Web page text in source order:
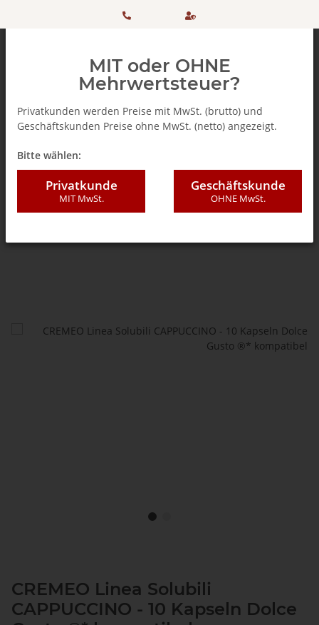
+ 49
506 98
einkaufen
SSL
CREMEO Linea Solubili
CAPPUCCINO - 10 Kapseln Dolce
MIT oder OHNE
Mehrwertsteuer?
Privatkunden werden Preise mit MwSt. (brutto) und
Geschäftskunden Preise ohne MwSt. (netto) angezeigt.
Bitte wählen:
Privatkunde
MIT MwSt.
Geschäftskunde
OHNE MwSt.